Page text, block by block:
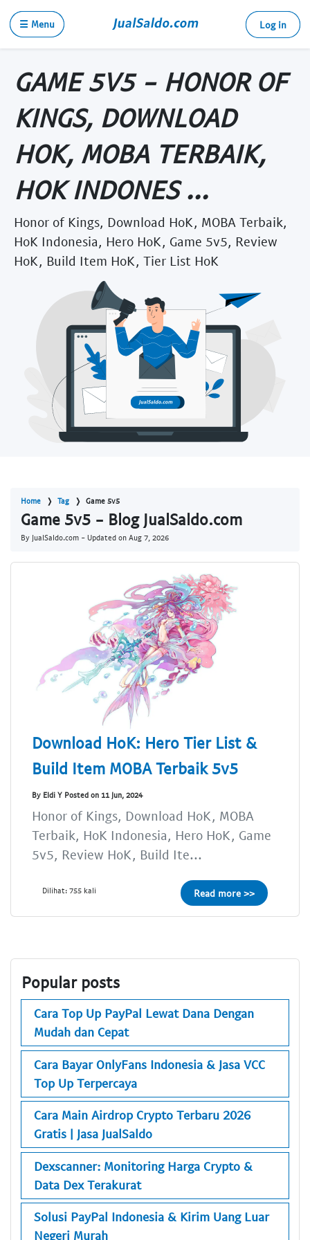
☰ Menu Log in
GAME 5V5 - HONOR OF
KINGS, DOWNLOAD
HOK, MOBA TERBAIK,
HOK INDONES ...
Honor of Kings, Download HoK, MOBA Terbaik,
HoK Indonesia, Hero HoK, Game 5v5, Review
HoK, Build Item HoK, Tier List HoK
Home Tag Game 5v5
Game 5v5 - Blog JualSaldo.com
By JualSaldo.com - Updated on Aug 7, 2026
Download HoK: Hero Tier List &
Build Item MOBA Terbaik 5v5
By Eldi Y Posted on 11 Jun, 2024
Honor of Kings, Download HoK, MOBA
Terbaik, HoK Indonesia, Hero HoK, Game
5v5, Review HoK, Build Ite...
Dilihat: 755 kali Read more >>
Popular posts
Cara Top Up PayPal Lewat Dana Dengan
Mudah dan Cepat
Cara Bayar OnlyFans Indonesia & Jasa VCC
Top Up Terpercaya
Cara Main Airdrop Crypto Terbaru 2026
Gratis | Jasa JualSaldo
Dexscanner: Monitoring Harga Crypto &
Data Dex Terakurat
Solusi PayPal Indonesia & Kirim Uang Luar
Negeri Murah